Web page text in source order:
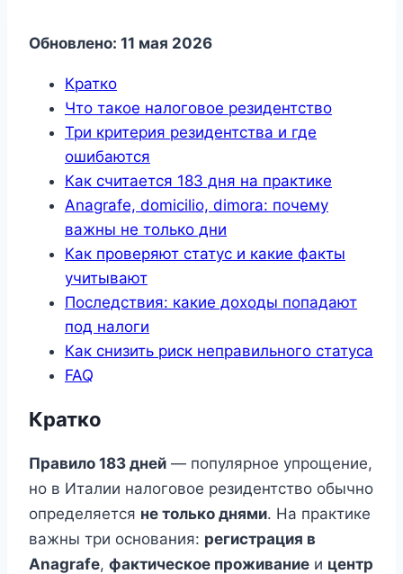
Обновлено: 11 мая 2026
Кратко
Что такое налоговое резидентство
Три критерия резидентства и где
ошибаются
Как считается 183 дня на практике
Anagrafe, domicilio, dimora: почему
важны не только дни
Как проверяют статус и какие факты
учитывают
Последствия: какие доходы попадают
под налоги
Как снизить риск неправильного статуса
FAQ
Кратко
Правило 183 дней — популярное упрощение,
но в Италии налоговое резидентство обычно
определяется не только днями. На практике
важны три основания: регистрация в
Anagrafe, фактическое проживание и центр